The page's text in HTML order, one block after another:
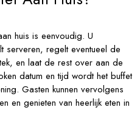
huis is eenvoudig. U
serveren, regelt eventueel de
en laat de rest over aan de
datum en tijd wordt het buffet
Gasten kunnen vervolgens
en genieten van heerlijk eten in